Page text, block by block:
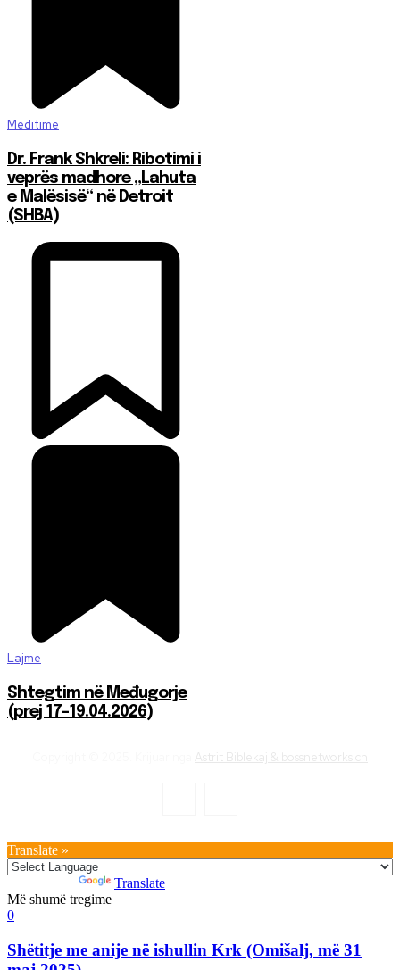
Meditime
Dr. Frank Shkreli: Ribotimi i
veprës madhore „Lahuta
e Malësisë“ në Detroit
(SHBA)
Lajme
Shtegtim në Međugorje
(prej 17-19.04.2026)
Translate »
Translate
Më shumë tregime
0
Shëtitje me anije në ishullin Krk (Omišalj, më 31